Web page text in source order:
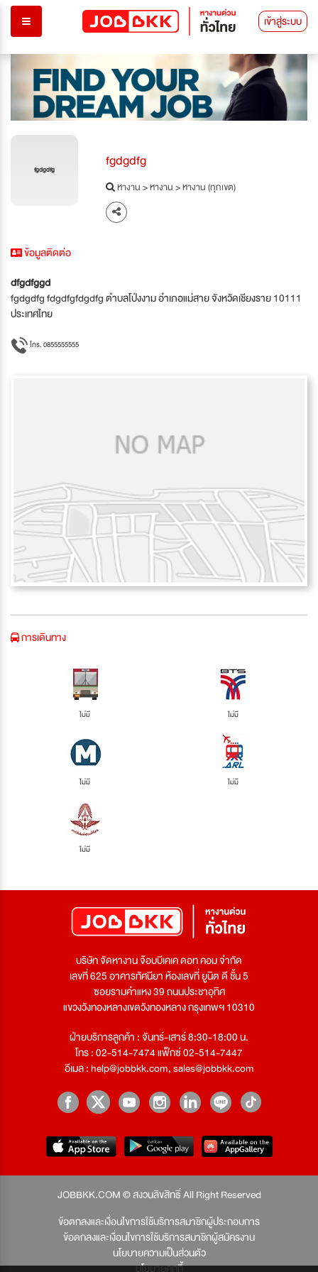
เข้าสู่ระบบ
fgdgdfg fgdgdfg
หางาน>หางาน>หางาน (ทุกเขต)
ข้อมูลติดต่อ
dfgdfggd
fgdgdfg fdgdfgfdgdfg ตำบลโป่งงาม อำเภอแม่สาย จังหวัดเชียงราย 10111
ประเทศไทย
โทร. 0855555555
การเดินทาง
ไม่มี ไม่มี
ไม่มี ไม่มี
ไม่มี
บริษัท จัดหางาน จ๊อบบีเคเค ดอท คอม จำกัด
เลขที่ 625 อาคารทัศนียา ห้องเลขที่ ยูนิต ดี ชั้น 5
ซอยรามคำแหง 39 ถนนประชาอุทิศ
แขวงวังทองหลางเขตวังทองหลาง กรุงเทพฯ 10310
ฝ่ายบริการลูกค้า : จันทร์-เสาร์ 8:30-18:00 น.
โทร : 02-514-7474 แฟ็กซ์ 02-514-7447
อีเมล :help@jobbkk.com,sales@jobbkk.com
JOBBKK.COM © สงวนลิขสิทธิ์ All Right Reserved
ข้อตกลงและเงื่อนไขการใช้บริการสมาชิกผู้ประกอบการ
ข้อตกลงและเงื่อนไขการใช้บริการสมาชิกผู้สมัครงาน
นโยบายความเป็นส่วนตัว